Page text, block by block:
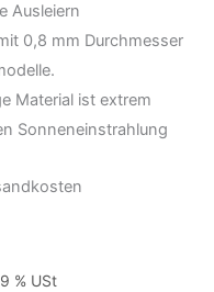
Ausleiern
0,8 mm Durchmesser
Material ist extrem
Sonneneinstrahlung
% USt